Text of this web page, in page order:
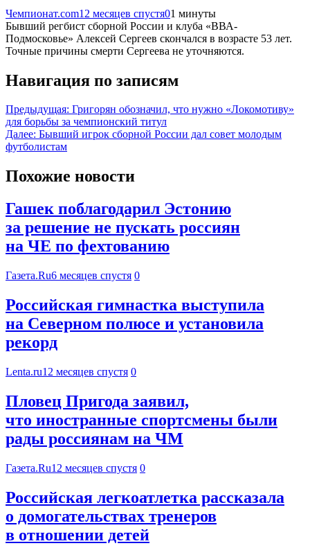
Чемпионат.com12 месяцев спустя01 минуты
Бывший регбист сборной России и клуба «ВВА-
Подмосковье» Алексей Сергеев скончался в возрасте 53 лет.
Точные причины смерти Сергеева не уточняются.
Навигация по записям
Предыдущая: Григорян обозначил, что нужно «Локомотиву»
для борьбы за чемпионский титул
Далее: Бывший игрок сборной России дал совет молодым
футболистам
Похожие новости
Гашек поблагодарил Эстонию
за решение не пускать россиян
на ЧЕ по фехтованию
Газета.Ru6 месяцев спустя 0
Российская гимнастка выступила
на Северном полюсе и установила
рекорд
Lenta.ru12 месяцев спустя 0
Пловец Пригода заявил,
что иностранные спортсмены были
рады россиянам на ЧМ
Газета.Ru12 месяцев спустя 0
Российская легкоатлетка рассказала
о домогательствах тренеров
в отношении детей